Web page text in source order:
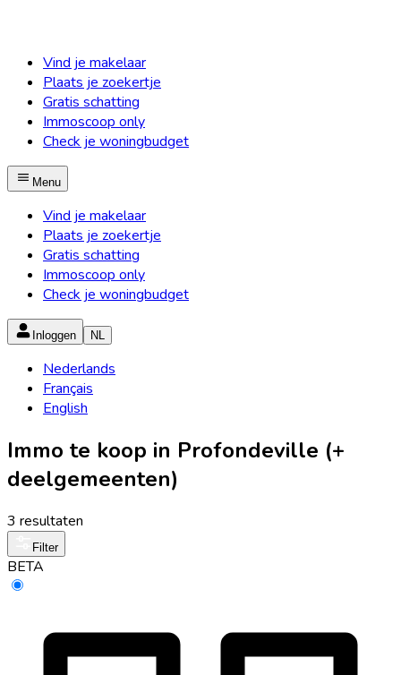
Vind je makelaar
Plaats je zoekertje
Gratis schatting
Immoscoop only
Check je woningbudget
Menu
Vind je makelaar
Plaats je zoekertje
Gratis schatting
Immoscoop only
Check je woningbudget
Inloggen NL
Nederlands
Français
English
Immo te koop in Profondeville (+
deelgemeenten)
3 resultaten
Filter
BETA